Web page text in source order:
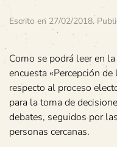
Escrito en 27/02/2018.
Como se podrá leer en
encuesta «Percepción
respecto al proceso
para la toma de
debates, seguidos por
personas cercanas.